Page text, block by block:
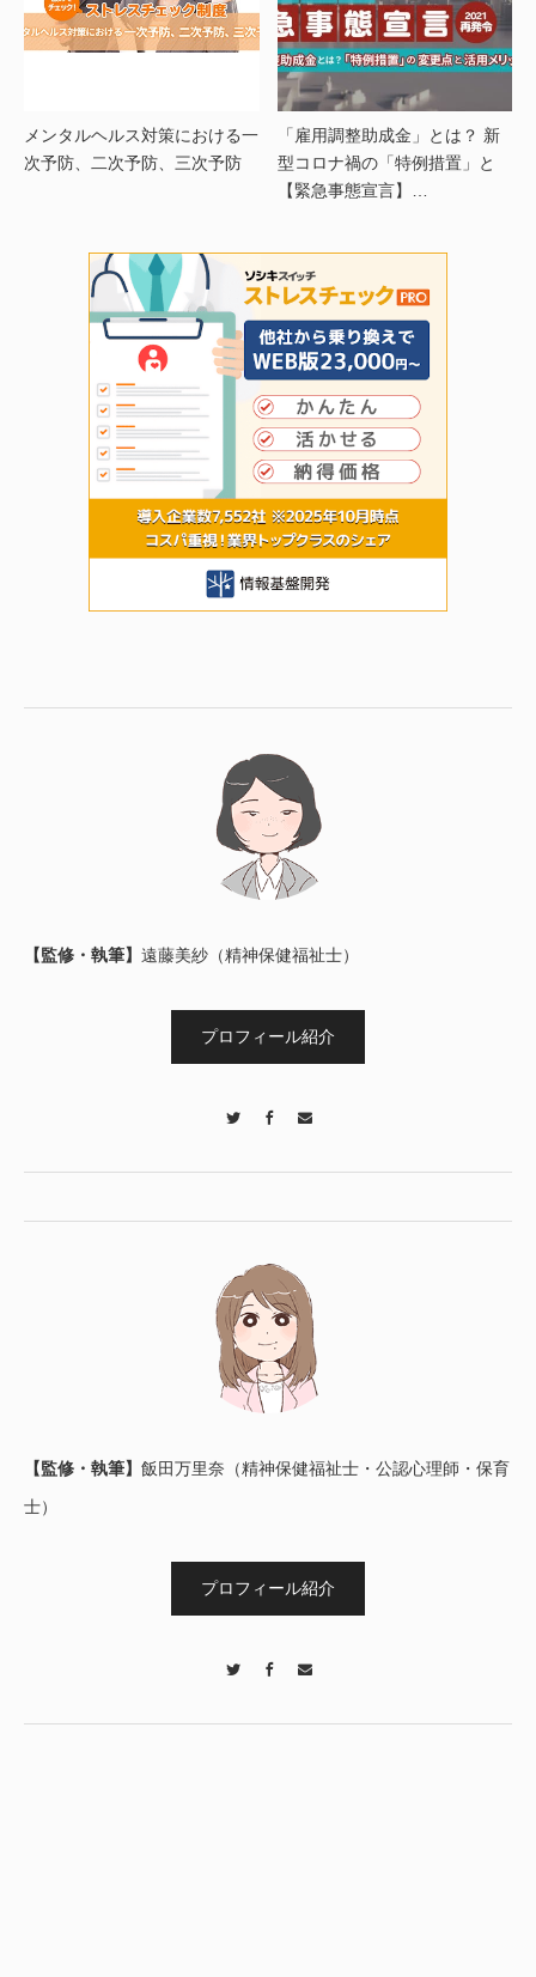
メンタルヘルス対策における一
次予防、二次予防、三次予防
「雇用調整助成金」とは？ 新
型コロナ禍の「特例措置」と
【緊急事態宣言】…
【監修・執筆】 遠藤美紗（精神保健福祉士）
プロフィール紹介
【監修・執筆】 飯田万里奈（精神保健福祉士・公認心理師・保育
士）
プロフィール紹介